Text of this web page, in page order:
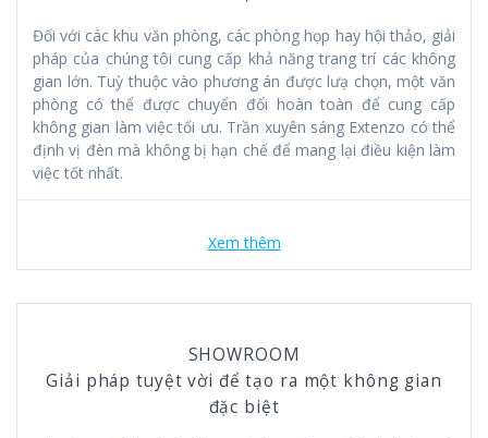
Đối với các khu văn phòng, các phòng họp hay hội thảo, giải
pháp của chúng tôi cung cấp khả năng trang trí các không
gian lớn. Tuỳ thuộc vào phương án được lưạ chọn, một văn
phòng có thể được chuyển đổi hoàn toàn để cung cấp
không gian làm việc tối ưu. Trần xuyên sáng Extenzo có thể
định vị đèn mà không bị hạn chế để mang lại điều kiện làm
việc tốt nhất.
Xem thêm
SHOWROOM
Giải pháp tuyệt vời để tạo ra một không gian
đặc biệt